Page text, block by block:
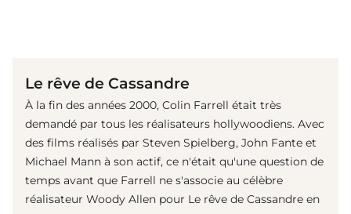
Le rêve de Cassandre
À la fin des années 2000, Colin Farrell était très
demandé par tous les réalisateurs hollywoodiens. Avec
des films réalisés par Steven Spielberg, John Fante et
Michael Mann à son actif, ce n'était qu'une question de
temps avant que Farrell ne s'associe au célèbre
réalisateur Woody Allen pour Le rêve de Cassandre en